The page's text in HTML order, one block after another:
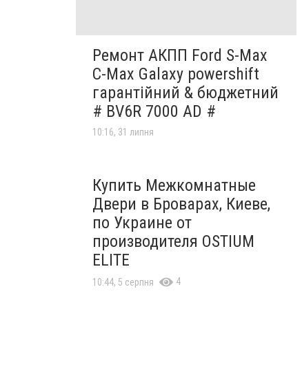
Ремонт АКПП Ford S-Max
C-Max Galaxy powershift
гарантійний & бюджетний
# BV6R 7000 AD #
10:16, 31 липня
Купить Межкомнатные
Двери в Броварах, Киеве,
по Украине от
производителя OSTIUM
ELITE
10:44, 5 серпня 4